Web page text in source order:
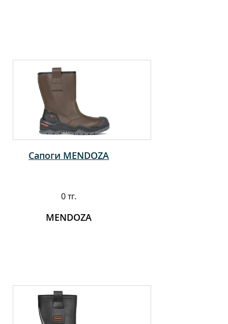
Сапоги MENDOZA
0 тг.
MENDOZA